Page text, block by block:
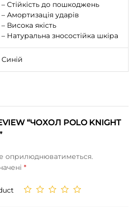
– Стійкість до пошкоджень
– Амортизація ударів
– Висока якість
– Натуральна зносостійка шкіра
Синій
“ЧОХОЛ POLO KNIGHT
оприлюднюватиметься.
*